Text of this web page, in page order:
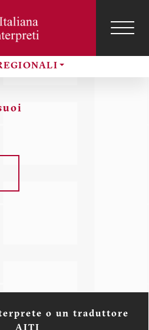
profilo
utente
o un traduttore